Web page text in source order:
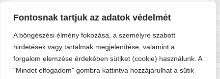
Fontosnak tartjuk az adatok védelmét
A böngészési élmény fokozása, a személyre szabott
hirdetések vagy tartalmak megjelenítése, valamint a
forgalom elemzése érdekében sütiket (cookie) használunk. A
"Mindet elfogadom" gombra kattintva hozzájárulhat a sütik
Cégjegyzékszám:cg05-06-015156